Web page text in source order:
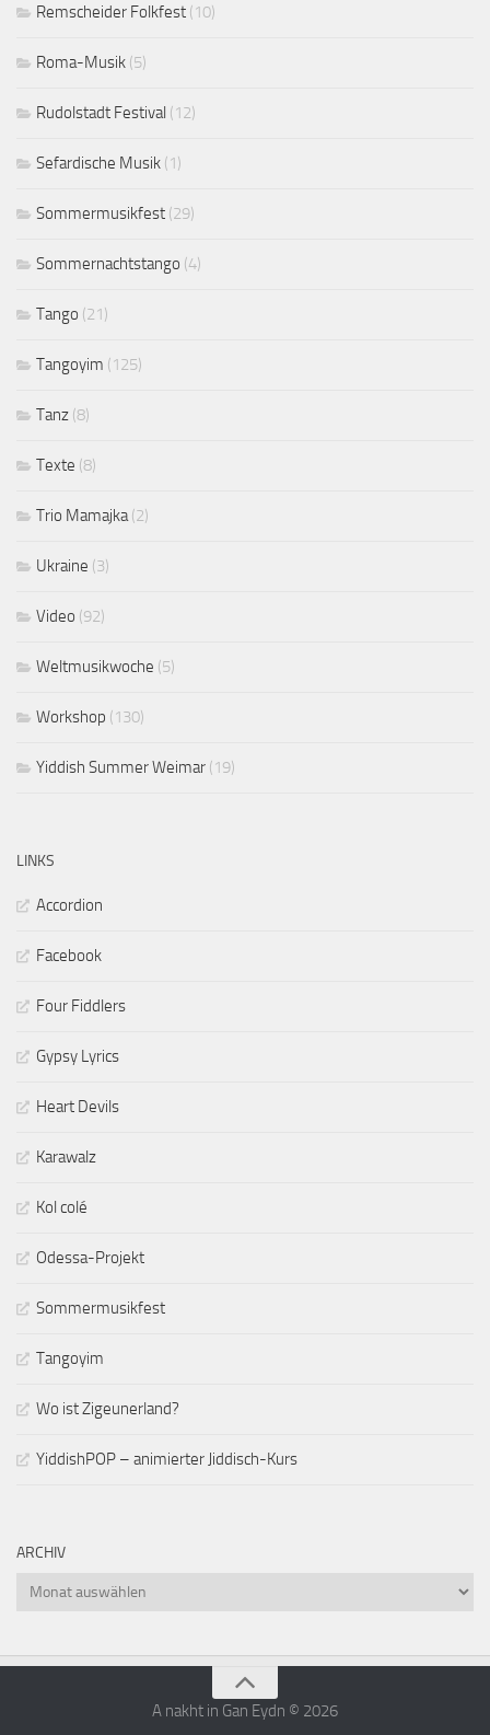
Remscheider Folkfest (10)
Roma-Musik (5)
Rudolstadt Festival (12)
Sefardische Musik (1)
Sommermusikfest (29)
Sommernachtstango (4)
Tango (21)
Tangoyim (125)
Tanz (8)
Texte (8)
Trio Mamajka (2)
Ukraine (3)
Video (92)
Weltmusikwoche (5)
Workshop (130)
Yiddish Summer Weimar (19)
LINKS
Accordion
Facebook
Four Fiddlers
Gypsy Lyrics
Heart Devils
Karawalz
Kol colé
Odessa-Projekt
Sommermusikfest
Tangoyim
Wo ist Zigeunerland?
YiddishPOP – animierter Jiddisch-Kurs
ARCHIV
Archiv
A nakht in Gan Eydn © 2026